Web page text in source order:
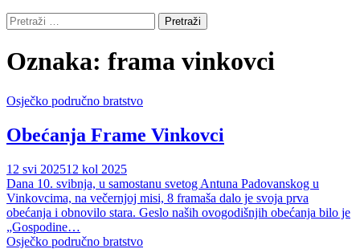
Pretraži:
Oznaka: frama vinkovci
Osječko područno bratstvo
Obećanja Frame Vinkovci
12 svi 202512 kol 2025
Dana 10. svibnja, u samostanu svetog Antuna Padovanskog u
Vinkovcima, na večernjoj misi, 8 framaša dalo je svoja prva
obećanja i obnovilo stara. Geslo naših ovogodišnjih obećanja bilo je
„Gospodine…
Osječko područno bratstvo